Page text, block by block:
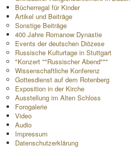
Bücherregal für Kinder
Artikel und Beiträge
Sonstige Beiträge
400 Jahre Romanow Dynastie
Events der deutschen Diözese
Russische Kulturtage in Stuttgart
"Konzert ""Russischer Abend"""
Wissenschaftliche Konferenz
Gottesdienst auf dem Rotenberg
Exposition in der Kirche
Ausstellung im Alten Schloss
Forogalerie
Video
Audio
Impressum
Datenschutzerklärung